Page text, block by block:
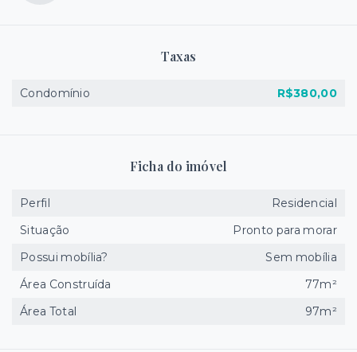
Taxas
Condomínio R$380,00
Ficha do imóvel
Perfil
Residencial
Situação
Pronto para morar
Possui mobília?
Sem mobília
Área Construída
77m²
Área Total
97m²